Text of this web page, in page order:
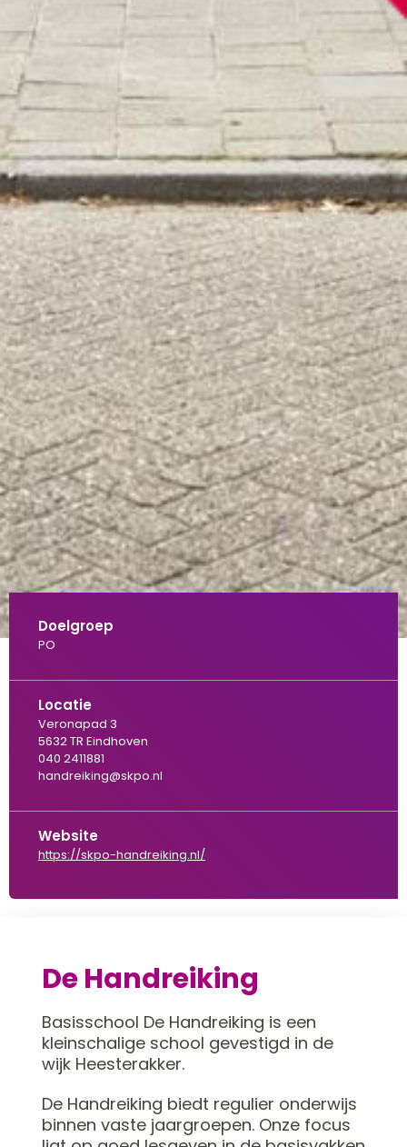
Doelgroep
PO
Locatie
Veronapad 3
5632 TR Eindhoven
040 2411881
handreiking@skpo.nl
Website
https://skpo-handreiking.nl/
De Handreiking
Basisschool De Handreiking is een
kleinschalige school gevestigd in de
wijk Heesterakker.
De Handreiking biedt regulier onderwijs
binnen vaste jaargroepen. Onze focus